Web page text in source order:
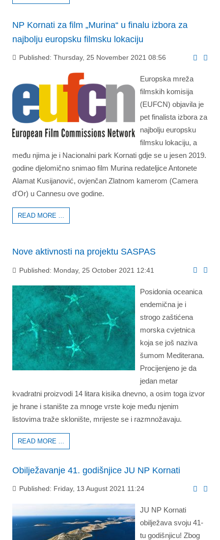
NP Kornati za film „Murina“ u finalu izbora za
najbolju europsku filmsku lokaciju
Published: Thursday, 25 November 2021 08:56
Europska mreža
filmskih komisija
(EUFCN) objavila je
pet finalista izbora za
najbolju europsku
filmsku lokaciju, a
među njima je i Nacionalni park Kornati gdje se u jesen 2019.
godine djelomično snimao film Murina redateljice Antonete
Alamat Kusijanović, ovjenčan Zlatnom kamerom (Camera
d'Or) u Cannesu ove godine.
READ MORE ...
Nove aktivnosti na projektu SASPAS
Published: Monday, 25 October 2021 12:41
Posidonia oceanica
endemična je i
strogo zaštićena
morska cvjetnica
koja se još naziva
šumom Mediterana.
Procijenjeno je da
jedan metar
kvadratni proizvodi 14 litara kisika dnevno, a osim toga izvor
je hrane i stanište za mnoge vrste koje među njenim
listovima traže sklonište, mrijeste se i razmnožavaju.
READ MORE ...
Obilježavanje 41. godišnjice JU NP Kornati
Published: Friday, 13 August 2021 11:24
JU NP Kornati
obilježava svoju 41-
tu godišnjicu! Zbog